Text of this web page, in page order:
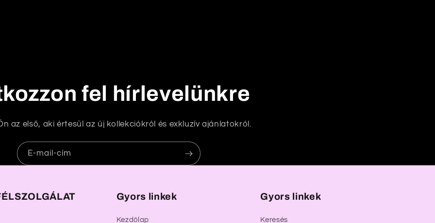
fel hírlevelünkre
az első, aki értesül az új kollekciókról és exkluzív ajánlatokról.
E-mail-cím
Gyors linkek
Kezdőlap
Gyors linkek
Keresés